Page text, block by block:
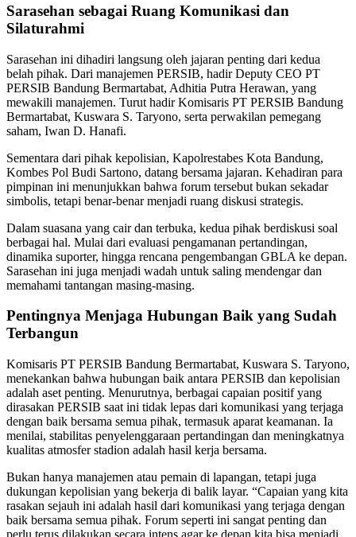
Sarasehan sebagai Ruang Komunikasi dan
Silaturahmi
Sarasehan ini dihadiri langsung oleh jajaran penting dari kedua
belah pihak. Dari manajemen PERSIB, hadir Deputy CEO PT
PERSIB Bandung Bermartabat, Adhitia Putra Herawan, yang
mewakili manajemen. Turut hadir Komisaris PT PERSIB Bandung
Bermartabat, Kuswara S. Taryono, serta perwakilan pemegang
saham, Iwan D. Hanafi.
Sementara dari pihak kepolisian, Kapolrestabes Kota Bandung,
Kombes Pol Budi Sartono, datang bersama jajaran. Kehadiran para
pimpinan ini menunjukkan bahwa forum tersebut bukan sekadar
simbolis, tetapi benar-benar menjadi ruang diskusi strategis.
Dalam suasana yang cair dan terbuka, kedua pihak berdiskusi soal
berbagai hal. Mulai dari evaluasi pengamanan pertandingan,
dinamika suporter, hingga rencana pengembangan GBLA ke depan.
Sarasehan ini juga menjadi wadah untuk saling mendengar dan
memahami tantangan masing-masing.
Pentingnya Menjaga Hubungan Baik yang Sudah
Terbangun
Komisaris PT PERSIB Bandung Bermartabat, Kuswara S. Taryono,
menekankan bahwa hubungan baik antara PERSIB dan kepolisian
adalah aset penting. Menurutnya, berbagai capaian positif yang
dirasakan PERSIB saat ini tidak lepas dari komunikasi yang terjaga
dengan baik bersama semua pihak, termasuk aparat keamanan. Ia
menilai, stabilitas penyelenggaraan pertandingan dan meningkatnya
kualitas atmosfer stadion adalah hasil kerja bersama.
Bukan hanya manajemen atau pemain di lapangan, tetapi juga
dukungan kepolisian yang bekerja di balik layar. “Capaian yang kita
rasakan sejauh ini adalah hasil dari komunikasi yang terjaga dengan
baik bersama semua pihak. Forum seperti ini sangat penting dan